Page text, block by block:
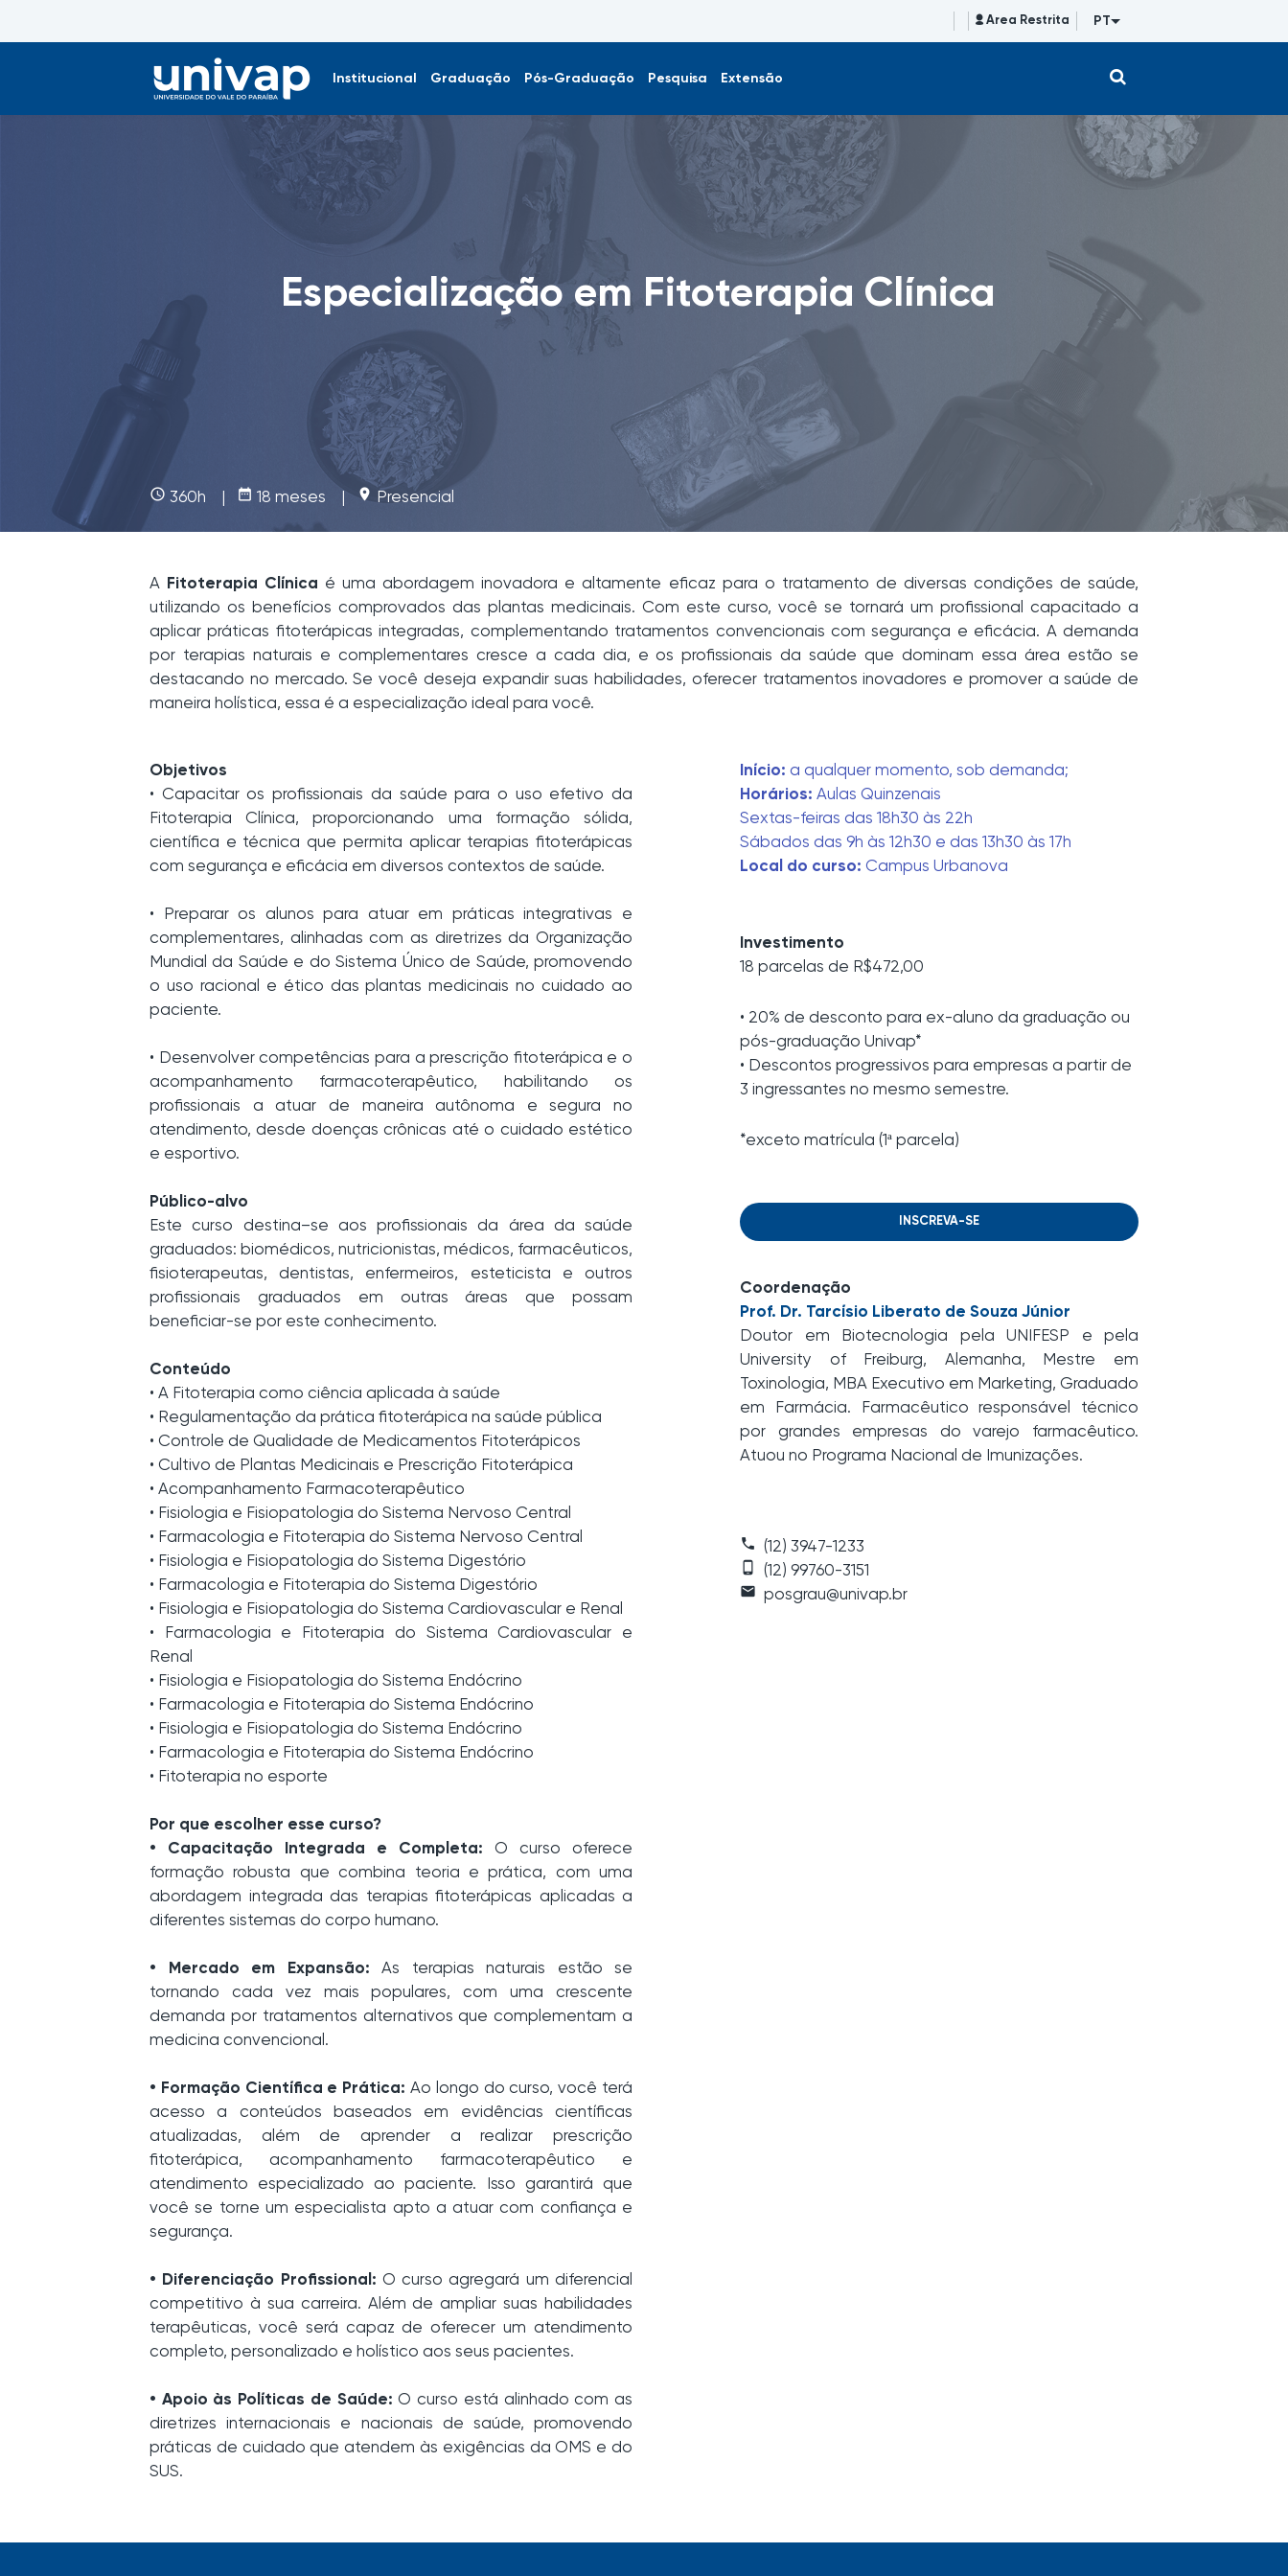
Area Restrita PT
Institucional Graduação Pós-Graduação Pesquisa Extensão
Especialização em Fitoterapia Clínica
access_time 360h | date_range 18 meses | place Presencial
A Fitoterapia Clínica é uma abordagem inovadora e altamente eficaz para o tratamento de diversas condições de saúde,
utilizando os benefícios comprovados das plantas medicinais. Com este curso, você se tornará um profissional capacitado a
aplicar práticas fitoterápicas integradas, complementando tratamentos convencionais com segurança e eficácia. A demanda
por terapias naturais e complementares cresce a cada dia, e os profissionais da saúde que dominam essa área estão se
destacando no mercado. Se você deseja expandir suas habilidades, oferecer tratamentos inovadores e promover a saúde de
maneira holística, essa é a especialização ideal para você.
Objetivos
• Capacitar os profissionais da saúde para o uso efetivo da
Fitoterapia Clínica, proporcionando uma formação sólida,
científica e técnica que permita aplicar terapias fitoterápicas
com segurança e eficácia em diversos contextos de saúde.
• Preparar os alunos para atuar em práticas integrativas e
complementares, alinhadas com as diretrizes da Organização
Mundial da Saúde e do Sistema Único de Saúde, promovendo
o uso racional e ético das plantas medicinais no cuidado ao
paciente.
• Desenvolver competências para a prescrição fitoterápica e o
acompanhamento farmacoterapêutico, habilitando os
profissionais a atuar de maneira autônoma e segura no
atendimento, desde doenças crônicas até o cuidado estético
e esportivo.
Público-alvo
Este curso destina–se aos profissionais da área da saúde
graduados: biomédicos, nutricionistas, médicos, farmacêuticos,
fisioterapeutas, dentistas, enfermeiros, esteticista e outros
profissionais graduados em outras áreas que possam
beneficiar-se por este conhecimento.
Conteúdo
• A Fitoterapia como ciência aplicada à saúde
• Regulamentação da prática fitoterápica na saúde pública
• Controle de Qualidade de Medicamentos Fitoterápicos
• Cultivo de Plantas Medicinais e Prescrição Fitoterápica
• Acompanhamento Farmacoterapêutico
• Fisiologia e Fisiopatologia do Sistema Nervoso Central
• Farmacologia e Fitoterapia do Sistema Nervoso Central
• Fisiologia e Fisiopatologia do Sistema Digestório
• Farmacologia e Fitoterapia do Sistema Digestório
• Fisiologia e Fisiopatologia do Sistema Cardiovascular e Renal
• Farmacologia e Fitoterapia do Sistema Cardiovascular e
Renal
• Fisiologia e Fisiopatologia do Sistema Endócrino
• Farmacologia e Fitoterapia do Sistema Endócrino
• Fisiologia e Fisiopatologia do Sistema Endócrino
• Farmacologia e Fitoterapia do Sistema Endócrino
• Fitoterapia no esporte
Por que escolher esse curso?
• Capacitação Integrada e Completa: O curso oferece
formação robusta que combina teoria e prática, com uma
abordagem integrada das terapias fitoterápicas aplicadas a
diferentes sistemas do corpo humano.
• Mercado em Expansão: As terapias naturais estão se
tornando cada vez mais populares, com uma crescente
demanda por tratamentos alternativos que complementam a
medicina convencional.
• Formação Científica e Prática: Ao longo do curso, você terá
acesso a conteúdos baseados em evidências científicas
atualizadas, além de aprender a realizar prescrição
fitoterápica, acompanhamento farmacoterapêutico e
atendimento especializado ao paciente. Isso garantirá que
você se torne um especialista apto a atuar com confiança e
segurança.
• Diferenciação Profissional: O curso agregará um diferencial
competitivo à sua carreira. Além de ampliar suas habilidades
terapêuticas, você será capaz de oferecer um atendimento
completo, personalizado e holístico aos seus pacientes.
• Apoio às Políticas de Saúde: O curso está alinhado com as
diretrizes internacionais e nacionais de saúde, promovendo
práticas de cuidado que atendem às exigências da OMS e do
SUS.
Início: a qualquer momento, sob demanda;
Horários: Aulas Quinzenais
Sextas-feiras das 18h30 às 22h
Sábados das 9h às 12h30 e das 13h30 às 17h
Local do curso: Campus Urbanova
Investimento
18 parcelas de R$472,00
• 20% de desconto para ex-aluno da graduação ou
pós-graduação Univap*
• Descontos progressivos para empresas a partir de
3 ingressantes no mesmo semestre.
*exceto matrícula (1ª parcela)
INSCREVA-SE
Coordenação
Prof. Dr. Tarcísio Liberato de Souza Júnior
Doutor em Biotecnologia pela UNIFESP e pela
University of Freiburg, Alemanha, Mestre em
Toxinologia, MBA Executivo em Marketing, Graduado
em Farmácia. Farmacêutico responsável técnico
por grandes empresas do varejo farmacêutico.
Atuou no Programa Nacional de Imunizações.
phone (12) 3947-1233
phone_android
(12) 99760-3151
local_post_office posgrau@univap.br